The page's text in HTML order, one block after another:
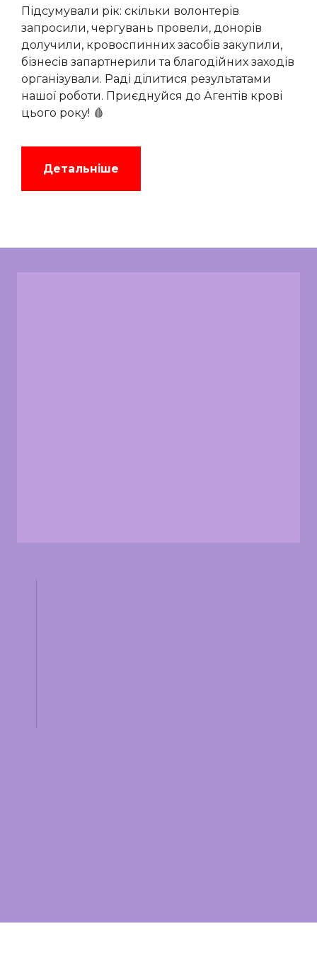
Підсумували рік: скільки волонтерів
запросили, чергувань провели, донорів
долучили, кровоспинних засобів закупили,
бізнесів запартнерили та благодійних заходів
організували. Раді ділитися результатами
нашої роботи. Приєднуйся до Агентів крові
цього року! 🩸
Детальніше